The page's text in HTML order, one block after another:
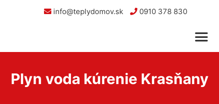
info@teplydomov.sk 0910 378 830
Plyn voda kúrenie Krasňany